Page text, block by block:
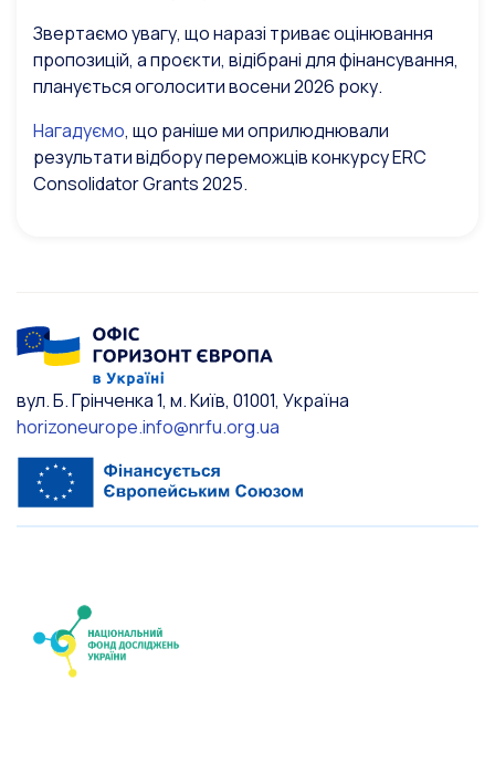
Звертаємо увагу, що наразі триває оцінювання
пропозицій, а проєкти, відібрані для фінансування,
планується оголосити восени 2026 року.
Нагадуємо, що раніше ми оприлюднювали
результати відбору переможців конкурсу ERC
Consolidator Grants 2025.
вул. Б. Грінченка 1, м. Київ, 01001, Україна
horizoneurope.info@nrfu.org.ua